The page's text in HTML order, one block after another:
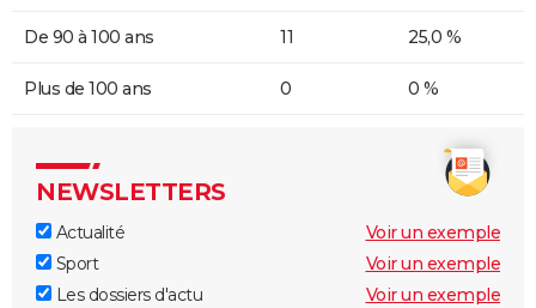
De 90 à 100 ans 11 25,0 %
Plus de 100 ans 0 0 %
NEWSLETTERS
Actualité
Voir un exemple
Sport
Voir un exemple
Les dossiers d'actu
Voir un exemple